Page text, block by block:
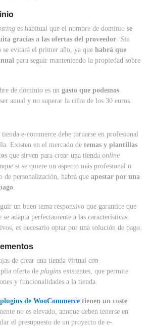
es habitual que el nombre de dominio se
gracias a las ofertas del proveedor . Sin
se evitará el primer año, ya que habrá que
para seguir manteniendo la propiedad sobre
de dominio es un gasto que podemos
anual y no superar la cifra de los 30 euros.
e-commerce debe tornarse en profesional
Existen en el mercado de temas y plantillas
que sirven para crear una tienda online
si se quiere un aspecto más profesional o
de personalización, habrá que apostar por una
un buen tema responsivo que garantice que
adapta perfectamente a las características
es necesario optar por una solución de pago.
de crear una tienda virtual con
oferta de plugins existentes, que permite
y funcionalidades a la tienda.
de WooCommerce tienen un coste
no es elevado, aunque deben tenerse en
el presupuesto de un proyecto de e-